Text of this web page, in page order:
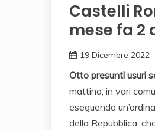
Castelli
mese fa 2
19 Dicembre 2022
Otto presunti usuri
mattina, in vari
eseguendo
della Repubblica,